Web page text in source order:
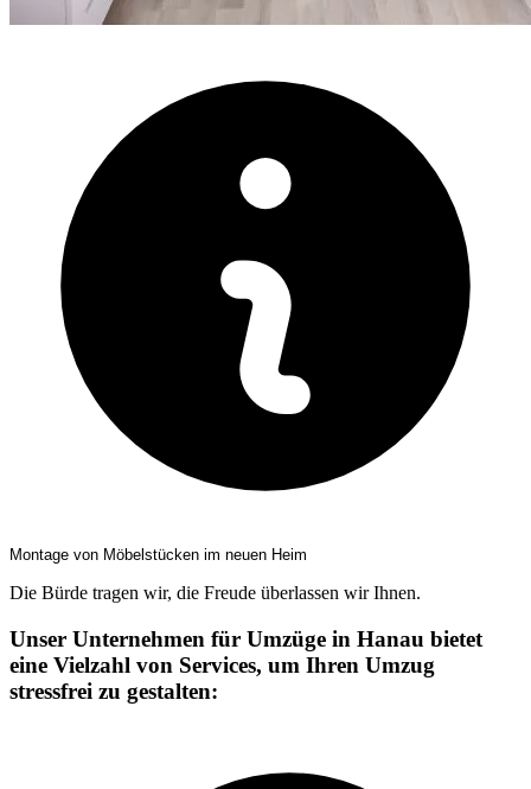
Montage von Möbelstücken im neuen Heim
Die Bürde tragen wir, die Freude überlassen wir Ihnen.
Unser Unternehmen für Umzüge in Hanau bietet
eine Vielzahl von Services, um Ihren Umzug
stressfrei zu gestalten: